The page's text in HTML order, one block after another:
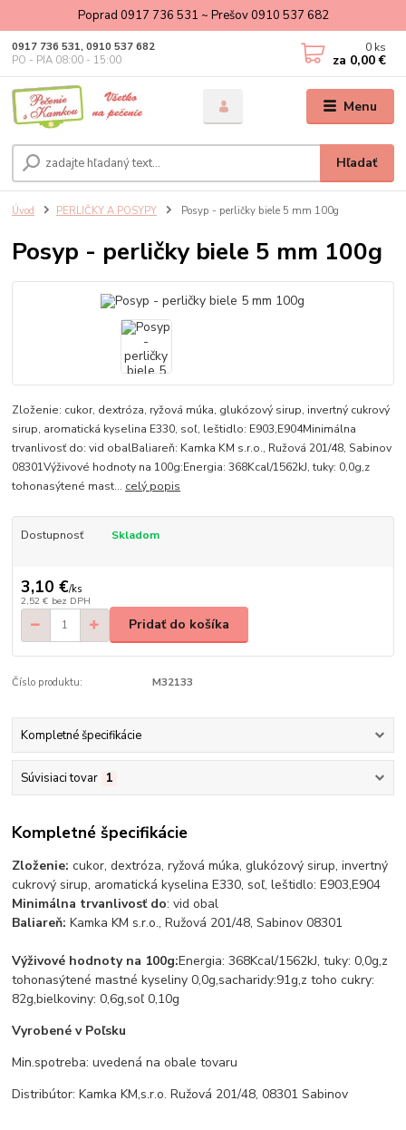
Poprad 0917 736 531 ~ Prešov 0910 537 682
Menu
Hľadať
0917 736 531, 0910 537 682
PO - PIA 08:00 - 15:00
0 ks
za 0,00 €
Úvod PERLIČKY A POSYPY Posyp - perličky biele 5 mm 100g
Posyp - perličky biele 5 mm 100g
Zloženie: cukor, dextróza, ryžová múka, glukózový sirup, invertný cukrový
sirup, aromatická kyselina E330, soľ, leštidlo: E903,E904Minimálna
trvanlivosť do: vid obalBaliareň: Kamka KM s.r.o., Ružová 201/48, Sabinov
08301Výživové hodnoty na 100g:Energia: 368Kcal/1562kJ, tuky: 0,0g,z
tohonasýtené mast... celý popis
Dostupnosť Skladom
3,10 €/ks
2,52 € bez DPH
Pridať do košíka
Číslo produktu: M32133
Kompletné špecifikácie
Súvisiaci tovar 1
Kompletné špecifikácie
Zloženie:cukor, dextróza, ryžová múka, glukózový sirup, invertný
cukrový sirup, aromatická kyselina E330, soľ, leštidlo: E903,E904
Minimálna trvanlivosť do: vid obal
Baliareň: Kamka KM s.r.o., Ružová 201/48, Sabinov 08301
Výživové hodnoty na 100g:Energia: 368Kcal/1562kJ, tuky: 0,0g,z
tohonasýtené mastné kyseliny 0,0g,sacharidy:91g,z toho cukry:
82g,bielkoviny: 0,6g,soľ 0,10g
Vyrobené v Poľsku
Min.spotreba: uvedená na obale tovaru
Distribútor: Kamka KM,s.r.o. Ružová 201/48, 08301 Sabinov